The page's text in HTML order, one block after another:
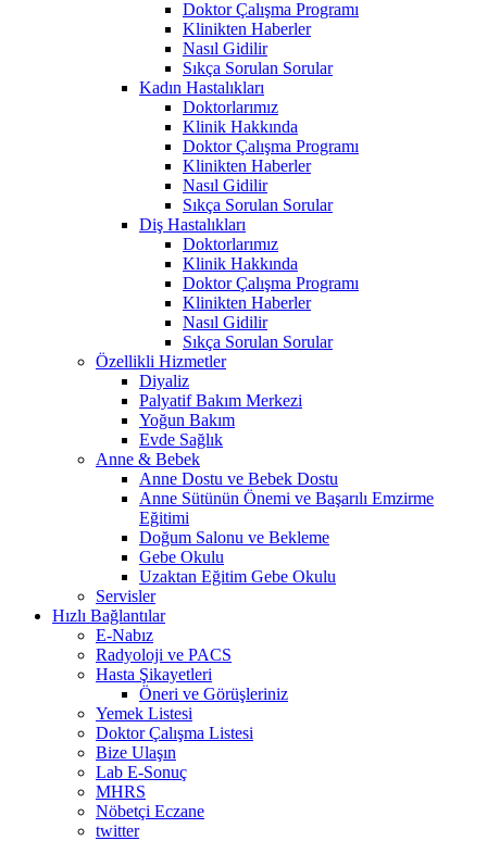
Doktor Çalışma Programı
Klinikten Haberler
Nasıl Gidilir
Sıkça Sorulan Sorular
Kadın Hastalıkları
Doktorlarımız
Klinik Hakkında
Doktor Çalışma Programı
Klinikten Haberler
Nasıl Gidilir
Sıkça Sorulan Sorular
Diş Hastalıkları
Doktorlarımız
Klinik Hakkında
Doktor Çalışma Programı
Klinikten Haberler
Nasıl Gidilir
Sıkça Sorulan Sorular
Özellikli Hizmetler
Diyaliz
Palyatif Bakım Merkezi
Yoğun Bakım
Evde Sağlık
Anne & Bebek
Anne Dostu ve Bebek Dostu
Anne Sütünün Önemi ve Başarılı Emzirme
Eğitimi
Doğum Salonu ve Bekleme
Gebe Okulu
Uzaktan Eğitim Gebe Okulu
Servisler
Hızlı Bağlantılar
E-Nabız
Radyoloji ve PACS
Hasta Şikayetleri
Öneri ve Görüşleriniz
Yemek Listesi
Doktor Çalışma Listesi
Bize Ulaşın
Lab E-Sonuç
MHRS
Nöbetçi Eczane
twitter